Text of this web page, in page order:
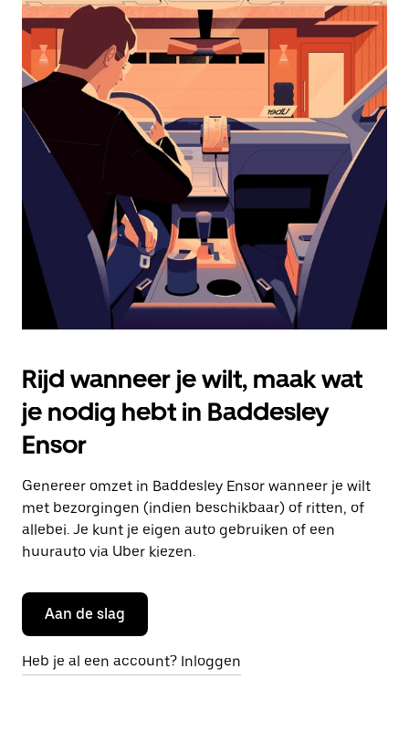
te
openen
een
datum
te
selecteren.
Druk
Escape
agenda
te
sluiten.
Rijd wanneer je wilt, maak wat
je nodig hebt in Baddesley
Ensor
Genereer omzet in Baddesley Ensor wanneer je wilt
met bezorgingen (indien beschikbaar) of ritten, of
allebei. Je kunt je eigen auto gebruiken of een
huurauto via Uber kiezen.
Aan de slag
Heb je al een account? Inloggen